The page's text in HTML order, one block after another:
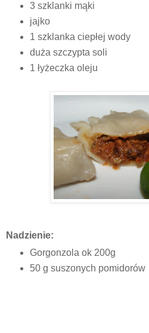
3 szklanki mąki
jajko
1 szklanka ciepłej wody
duża szczypta soli
1 łyżeczka oleju
Nadzienie:
Gorgonzola ok 200g
50 g suszonych pomidorów